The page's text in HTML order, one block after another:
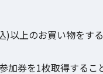
)以上のお買い物をす
加券を1枚取得するこ